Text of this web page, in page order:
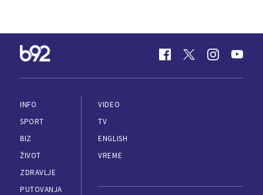
INFO
SPORT
BIZ
ŽIVOT
ZDRAVLJE
PUTOVANJA
VIDEO
TV
ENGLISH
VREME